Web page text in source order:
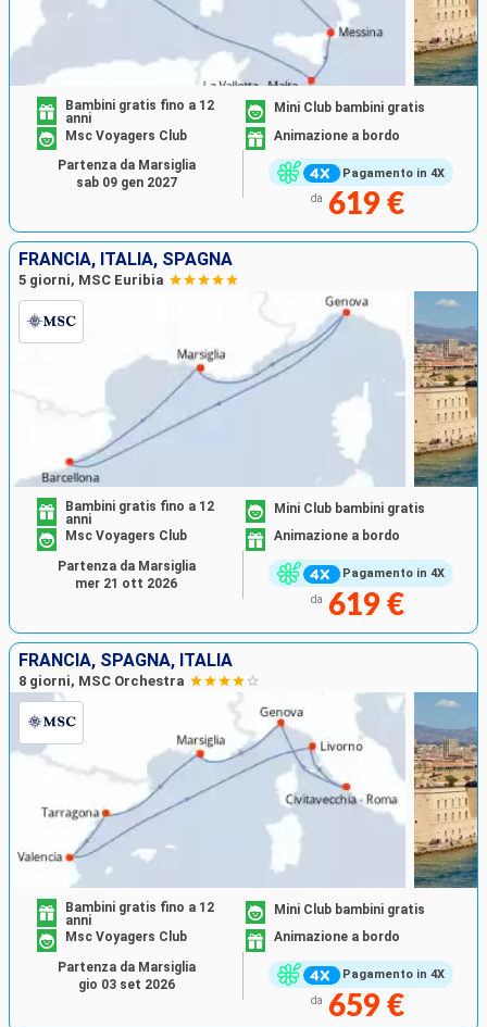
Pagamento in 4X
Bambini gratis fino a 12
anni
Mini Club bambini gratis
Msc Voyagers Club
Animazione a bordo
da 619 €
Partenza da Marsiglia
sab 09 gen 2027
FRANCIA, ITALIA, SPAGNA
5 giorni, MSC Euribia
Pagamento in 4X
Bambini gratis fino a 12
anni
Mini Club bambini gratis
Msc Voyagers Club
Animazione a bordo
da 619 €
Partenza da Marsiglia
mer 21 ott 2026
FRANCIA, SPAGNA, ITALIA
8 giorni, MSC Orchestra
Pagamento in 4X
Bambini gratis fino a 12
anni
Mini Club bambini gratis
Msc Voyagers Club
Animazione a bordo
da 659 €
Partenza da Marsiglia
gio 03 set 2026